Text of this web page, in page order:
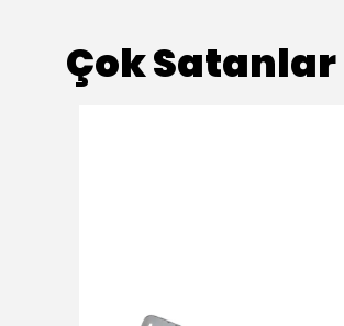
Çok Satanlar